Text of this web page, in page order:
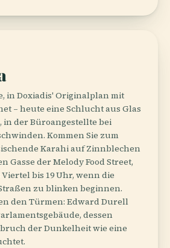
in Doxiadis' Originalplan mit
– heute eine Schlucht aus Glas
in der Büroangestellte bei
Kommen Sie zum
Karahi auf Zinnblechen
Gasse der Melody Food Street,
bis 19 Uhr, wenn die
zu blinken beginnen.
den Türmen: Edward Durell
dessen
der Dunkelheit wie eine